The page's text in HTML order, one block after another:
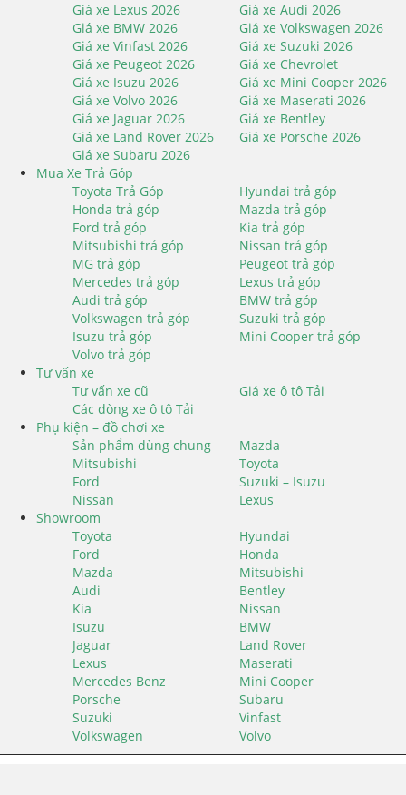
Giá xe Lexus 2026
Giá xe Audi 2026
Giá xe BMW 2026
Giá xe Volkswagen 2026
Giá xe Vinfast 2026
Giá xe Suzuki 2026
Giá xe Peugeot 2026
Giá xe Chevrolet
Giá xe Isuzu 2026
Giá xe Mini Cooper 2026
Giá xe Volvo 2026
Giá xe Maserati 2026
Giá xe Jaguar 2026
Giá xe Bentley
Giá xe Land Rover 2026
Giá xe Porsche 2026
Giá xe Subaru 2026
Mua Xe Trả Góp
Toyota Trả Góp
Hyundai trả góp
Honda trả góp
Mazda trả góp
Ford trả góp
Kia trả góp
Mitsubishi trả góp
Nissan trả góp
MG trả góp
Peugeot trả góp
Mercedes trả góp
Lexus trả góp
Audi trả góp
BMW trả góp
Volkswagen trả góp
Suzuki trả góp
Isuzu trả góp
Mini Cooper trả góp
Volvo trả góp
Tư vấn xe
Tư vấn xe cũ
Giá xe ô tô Tải
Các dòng xe ô tô Tải
Phụ kiện – đồ chơi xe
Sản phẩm dùng chung
Mazda
Mitsubishi
Toyota
Ford
Suzuki – Isuzu
Nissan
Lexus
Showroom
Toyota
Hyundai
Ford
Honda
Mazda
Mitsubishi
Audi
Bentley
Kia
Nissan
Isuzu
BMW
Jaguar
Land Rover
Lexus
Maserati
Mercedes Benz
Mini Cooper
Porsche
Subaru
Suzuki
Vinfast
Volkswagen
Volvo